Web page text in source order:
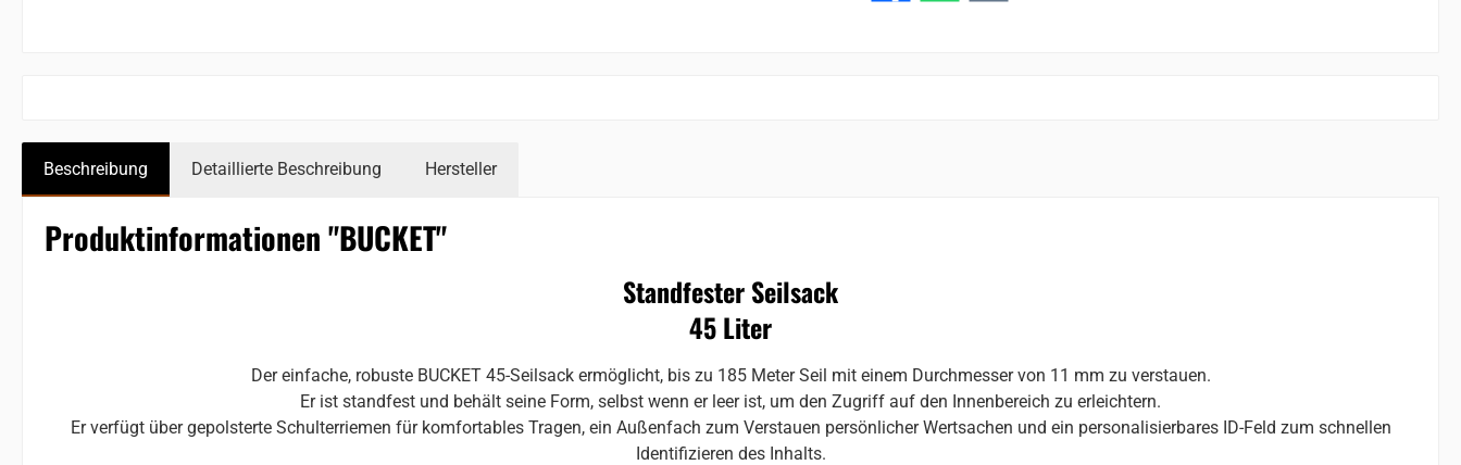
Beschreibung Detaillierte Beschreibung Hersteller
Produktinformationen "BUCKET"
Standfester Seilsack
45 Liter
Der einfache, robuste BUCKET 45-Seilsack ermöglicht, bis zu 185 Meter Seil mit einem Durchmesser von 11 mm zu verstauen.
Er ist standfest und behält seine Form, selbst wenn er leer ist, um den Zugriff auf den Innenbereich zu erleichtern.
Er verfügt über gepolsterte Schulterriemen für komfortables Tragen, ein Außenfach zum Verstauen persönlicher Wertsachen und ein personalisierbares ID-Feld zum schnellen
Identifizieren des Inhalts.